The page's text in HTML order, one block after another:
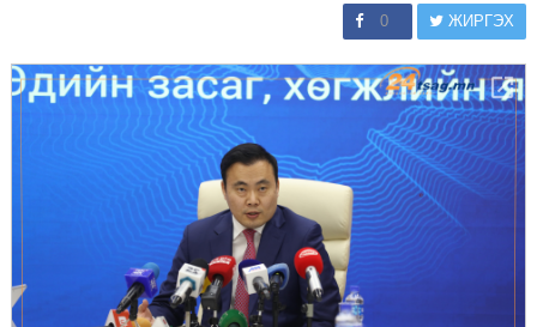
0 ЖИРГЭХ